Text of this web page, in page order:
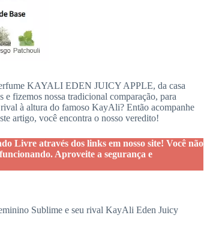
KAYALI EDEN JUICY APPLE, da casa
fizemos nossa tradicional comparação, para
à altura do famoso KayAli? Então acompanhe
artigo, você encontra o nosso veredito!
Livre através dos links em nosso site! Você não
Aproveite a segurança e
Sublime e seu rival KayAli Eden Juicy